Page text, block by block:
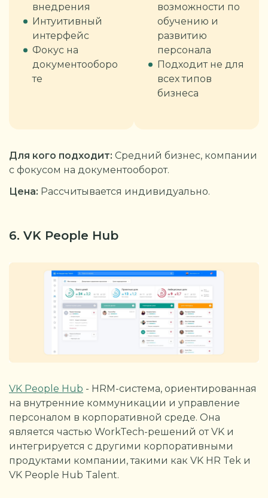
внедрения
Интуитивный
интерфейс
Фокус на
документооборо
те
возможности по
обучению и
развитию
персонала
Подходит не для
всех типов
бизнеса
Для кого подходит: Средний бизнес, компании
с фокусом на документооборот.
Цена: Рассчитывается индивидуально.
6. VK People Hub
VK People Hub - HRM-система, ориентированная
на внутренние коммуникации и управление
персоналом в корпоративной среде. Она
является частью WorkTech-решений от VK и
интегрируется с другими корпоративными
продуктами компании, такими как VK HR Tek и
VK People Hub Talent.